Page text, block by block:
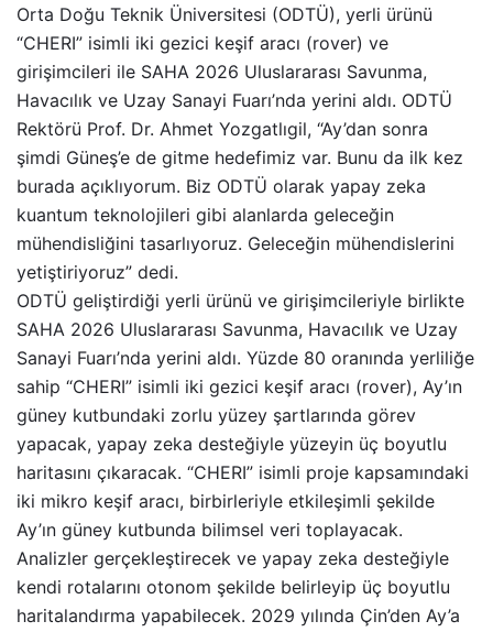
Orta Doğu Teknik Üniversitesi (ODTÜ), yerli ürünü
“CHERI” isimli iki gezici keşif aracı (rover) ve
girişimcileri ile SAHA 2026 Uluslararası Savunma,
Havacılık ve Uzay Sanayi Fuarı’nda yerini aldı. ODTÜ
Rektörü Prof. Dr. Ahmet Yozgatlıgil, “Ay’dan sonra
şimdi Güneş’e de gitme hedefimiz var. Bunu da ilk kez
burada açıklıyorum. Biz ODTÜ olarak yapay zeka
kuantum teknolojileri gibi alanlarda geleceğin
mühendisliğini tasarlıyoruz. Geleceğin mühendislerini
yetiştiriyoruz” dedi.
ODTÜ geliştirdiği yerli ürünü ve girişimcileriyle birlikte
SAHA 2026 Uluslararası Savunma, Havacılık ve Uzay
Sanayi Fuarı’nda yerini aldı. Yüzde 80 oranında yerliliğe
sahip “CHERI” isimli iki gezici keşif aracı (rover), Ay’ın
güney kutbundaki zorlu yüzey şartlarında görev
yapacak, yapay zeka desteğiyle yüzeyin üç boyutlu
haritasını çıkaracak. “CHERI” isimli proje kapsamındaki
iki mikro keşif aracı, birbirleriyle etkileşimli şekilde
Ay’ın güney kutbunda bilimsel veri toplayacak.
Analizler gerçekleştirecek ve yapay zeka desteğiyle
kendi rotalarını otonom şekilde belirleyip üç boyutlu
haritalandırma yapabilecek. 2029 yılında Çin’den Ay’a